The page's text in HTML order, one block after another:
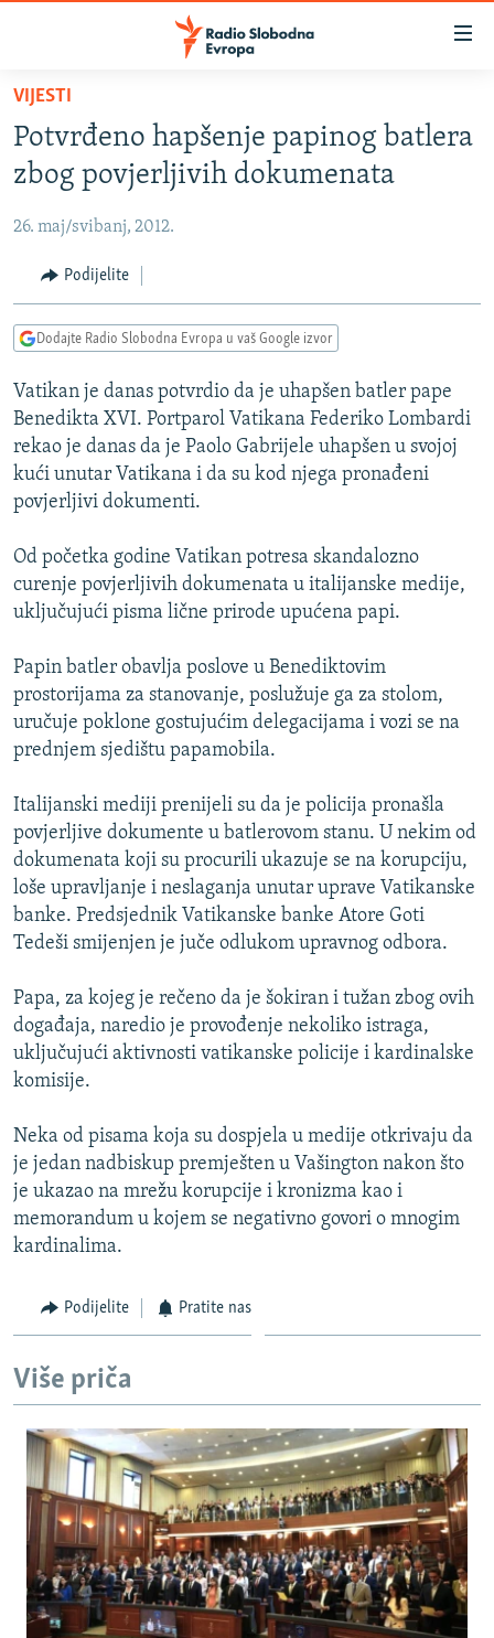
Pređite
glavni
sadržaj
na
navigaciju
Pređite
na
BOSNA I HERCEGOVINA
SRBIJA
KOSOVO
CRNA GORA
VIDEO
FOTOGALERIJE
INFOGRAFIKE
PODCASTI
RAT U UKRAJINI
KINA NA BALKANU
RSE PRIČE IZ SVIJETA
ISPRIČAJ MI
DNEVNO@RSE
SPECIJALI RSE
GENOCID U SREBRENICI
POPLAVE I KLIZIŠTA U BIH 2024.
TV LIBERTY
POST SCRIPTUM
MOJA EVROPA
TRI DECENIJE OD RATA U BIH
SVE KARTE DEJTONA
NASTANAK I RASPAD JUGOSLAVIJE
PRATITE NAS
Sve RFE/RL stranice
VIJESTI
Potvrđeno hapšenje papinog batlera
zbog povjerljivih dokumenata
26. maj/svibanj, 2012.
Podijelite
Dodajte Radio Slobodna Evropa u vaš Google izvor
Vatikan je danas potvrdio da je uhapšen batler pape
Benedikta XVI. Portparol Vatikana Federiko Lombardi
rekao je danas da je Paolo Gabrijele uhapšen u svojoj
kući unutar Vatikana i da su kod njega pronađeni
povjerljivi dokumenti.
Od početka godine Vatikan potresa skandalozno
curenje povjerljivih dokumenata u italijanske medije,
uključujući pisma lične prirode upućena papi.
Papin batler obavlja poslove u Benediktovim
prostorijama za stanovanje, poslužuje ga za stolom,
uručuje poklone gostujućim delegacijama i vozi se na
prednjem sjedištu papamobila.
Italijanski mediji prenijeli su da je policija pronašla
povjerljive dokumente u batlerovom stanu. U nekim od
dokumenata koji su procurili ukazuje se na korupciju,
loše upravljanje i neslaganja unutar uprave Vatikanske
banke. Predsjednik Vatikanske banke Atore Goti
Tedeši smijenjen je juče odlukom upravnog odbora.
Papa, za kojeg je rečeno da je šokiran i tužan zbog ovih
događaja, naredio je provođenje nekoliko istraga,
uključujući aktivnosti vatikanske policije i kardinalske
komisije.
Neka od pisama koja su dospjela u medije otkrivaju da
je jedan nadbiskup premješten u Vašington nakon što
je ukazao na mrežu korupcije i kronizma kao i
memorandum u kojem se negativno govori o mnogim
kardinalima.
Podijelite Pratite nas
Više priča